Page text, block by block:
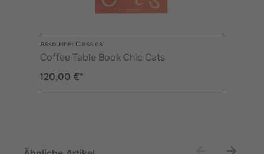
Assouline: Classics
Coffee Table Book Chic Cats
120,00 €*